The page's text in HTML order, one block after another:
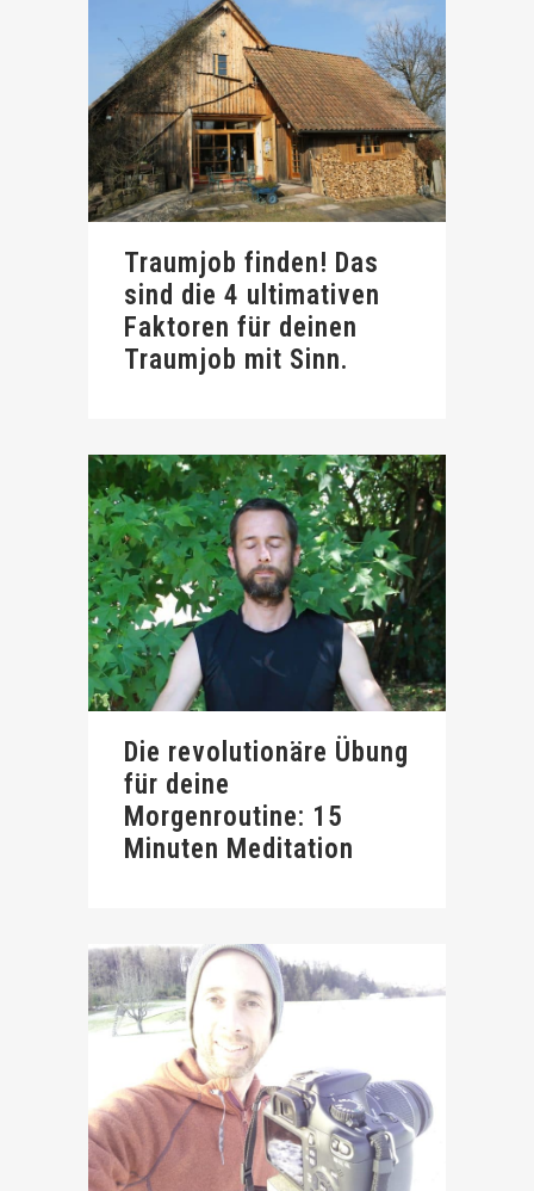
Traumjob finden! Das
sind die 4 ultimativen
Faktoren für deinen
Traumjob mit Sinn.
Die revolutionäre Übung
für deine
Morgenroutine: 15
Minuten Meditation